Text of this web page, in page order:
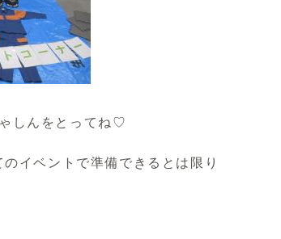
しんをとってね♡
イベントで準備できるとは限り